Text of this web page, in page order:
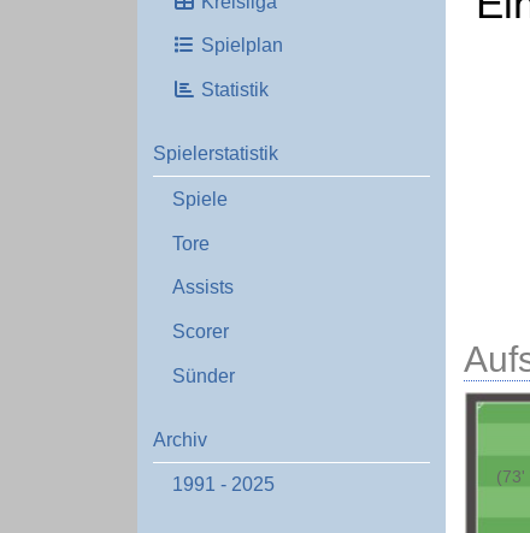
Spielplan
Statistik
Spielerstatistik
Spiele
Tore
Assists
Scorer
Sünder
Archiv
1991 - 2025
(73'